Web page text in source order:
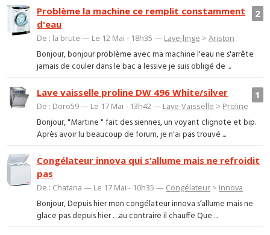
2
Problème la machine ce remplit constamment
d'eau
De : la brute — Le 12 Mai - 18h35 — Lave-linge >Ariston
Bonjour, bonjour problème avec ma machine l'eau ne s'arrête
jamais de couler dans le bac a lessive je suis obligé de ...
1
Lave vaisselle proline DW 496 White/silver
De : Doro59 — Le 17 Mai - 13h42 — Lave-Vaisselle > Proline
Bonjour, "Martine " fait des siennes, un voyant clignote et bip.
Après avoir lu beaucoup de forum, je n'ai pas trouvé ...
Congélateur innova qui s’allume mais ne refroidit
pas
De : Chatana — Le 17 Mai - 10h35 — Congélateur > Innova
Bonjour, Depuis hier mon congélateur innova s’allume mais ne
glace pas depuis hier …au contraire il chauffe Que ...